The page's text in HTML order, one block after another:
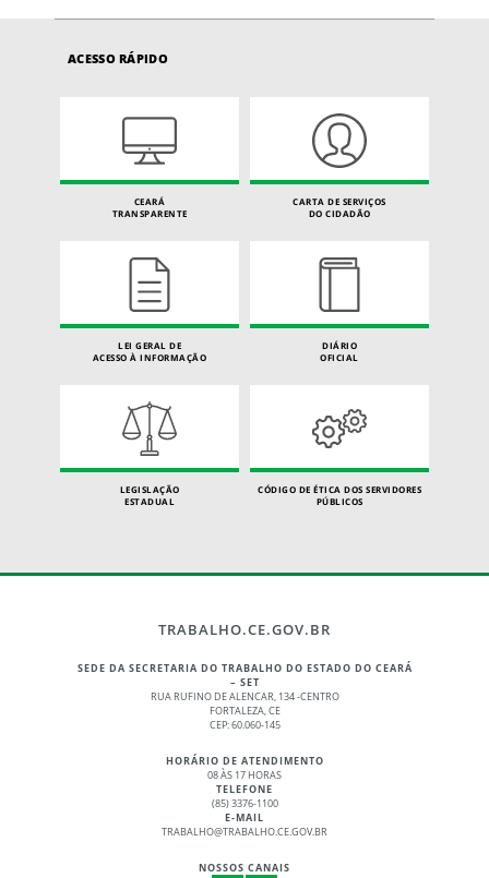
ACESSO RÁPIDO
CEARÁ
TRANSPARENTE
CARTA DE SERVIÇOS
DO CIDADÃO
LEI GERAL DE
ACESSO À INFORMAÇÃO
DIÁRIO
OFICIAL
LEGISLAÇÃO
ESTADUAL
CÓDIGO DE ÉTICA DOS SERVIDORES
PÚBLICOS
TRABALHO.CE.GOV.BR
SEDE DA SECRETARIA DO TRABALHO DO ESTADO DO CEARÁ
– SET
RUA RUFINO DE ALENCAR, 134 -CENTRO
FORTALEZA, CE
CEP: 60.060-145
HORÁRIO DE ATENDIMENTO
08 ÀS 17 HORAS
TELEFONE
(85) 3376-1100
E-MAIL
TRABALHO@TRABALHO.CE.GOV.BR
NOSSOS CANAIS